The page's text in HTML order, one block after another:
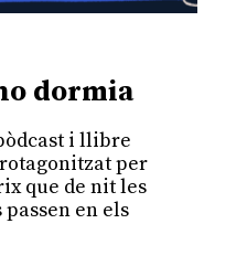
dormia
i llibre
per
que de nit les
passen en els